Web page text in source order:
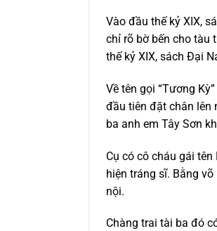
Vào đầu thế kỷ XIX, s
chỉ rõ bờ bến cho tàu
thế kỷ XIX, sách Đại
Về tên gọi “Tương Kỳ”
đầu tiên đặt chân lên
ba anh em Tây Sơn
Cụ có cô cháu gái tên
hiện tráng sĩ. Bằng võ
nội.
Chàng trai tài ba đó